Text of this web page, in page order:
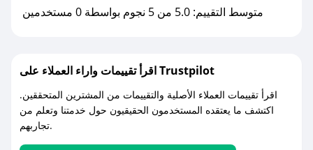
متوسط التقييم: 5.0 من 5 نجوم بواسطة 0 مستخدمين
اقرأ تقييمات واراء العملاء على Trustpilot
اقرأ تقييمات العملاء الأصلية والتقييمات من المشترين المتحققين.
اكتشف ما يعتقده المستخدمون الحقيقيون حول خدمتنا وتعلم من
تجاربهم.